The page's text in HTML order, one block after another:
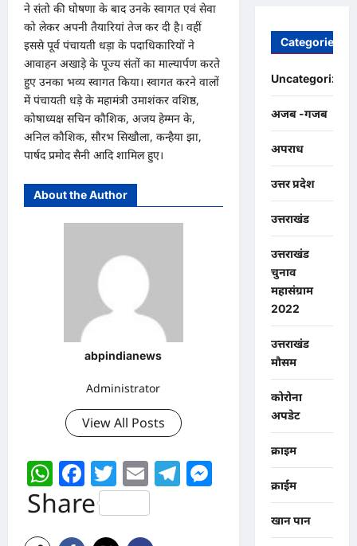
ने संतो की घोषणा के बाद उनके स्वागत एवं सेवा
को लेकर अपनी तैयारियां तेज कर दी है। वहीं
इससे पूर्व पंचायती धड़ा के पदाधिकारियों ने
आवाहन अखाड़े के पूज्य संतों का माल्यार्पण करते
हुए उनका भव्य स्वागत किया। स्वागत करने वालों
में पंचायती धड़े के महामंत्री उमाशंकर वशिष्ठ,
कोषाध्यक्ष सचिन कौशिक, अजय हेम्मन के,
अनिल कौशिक, सौरभ सिखौला, कन्हैया झा,
पार्षद प्रमोद सैनी आदि शामिल हुए।
About the Author
abpindianews
Administrator
View All Posts
WhatsApp
Facebook
Twitter
EmailTelegram
Messenger
Share
Categories
Uncategorized
अजब -गजब
अपराध
उत्तर प्रदेश
उत्तराखंड
उत्तराखंड
चुनाव
महासंग्राम
2022
उत्तराखंड
मौसम
कोरोना
अपडेट
क्राइम
क्राईम
खान पान